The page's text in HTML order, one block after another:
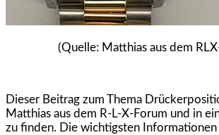
(Quelle: Matthias aus dem
Dieser Beitrag zum Thema
Matthias aus dem R-L-X-Forum und in
zu finden. Die wichtigsten